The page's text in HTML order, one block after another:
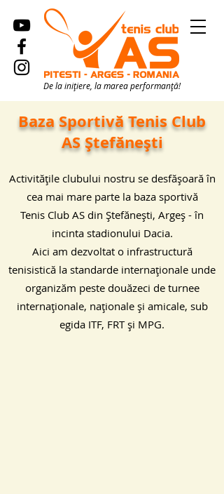
De la inițiere, la marea performanță!
Baza Sportivă Tenis Club
AS Ștefănești
Activitățile clubului nostru se desfășoară în
cea mai mare parte la baza sportivă
Tenis Club AS din Ștefănești, Argeș - în
incinta stadionului Dacia.
Aici am dezvoltat o infrastructură
tenisistică la standarde internaționale unde
organizăm peste douăzeci de turnee
internaționale, naționale și amicale, sub
egida ITF, FRT și MPG.